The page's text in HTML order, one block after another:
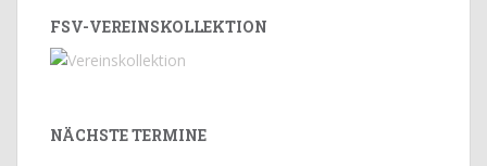
FSV-VEREINSKOLLEKTION
NÄCHSTE TERMINE